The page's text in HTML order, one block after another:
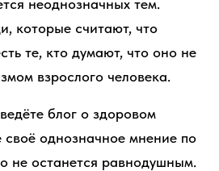
неоднозначных тем.
которые считают, что
те, кто думают, что оно не
взрослого человека.
блог о здоровом
своё однозначное мнение по
не останется равнодушным.